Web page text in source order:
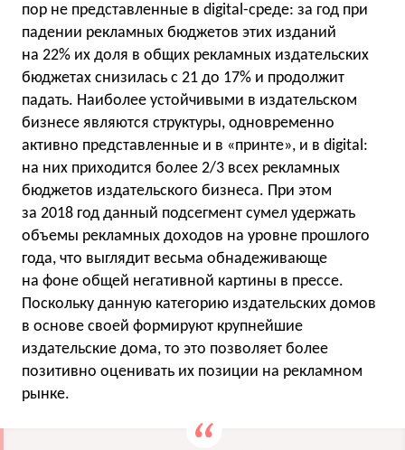
пор не представленные в digital-среде: за год при
падении рекламных бюджетов этих изданий
на 22% их доля в общих рекламных издательских
бюджетах снизилась с 21 до 17% и продолжит
падать. Наиболее устойчивыми в издательском
бизнесе являются структуры, одновременно
активно представленные и в «принте», и в digital:
на них приходится более 2/3 всех рекламных
бюджетов издательского бизнеса. При этом
за 2018 год данный подсегмент сумел удержать
объемы рекламных доходов на уровне прошлого
года, что выглядит весьма обнадеживающе
на фоне общей негативной картины в прессе.
Поскольку данную категорию издательских домов
в основе своей формируют крупнейшие
издательские дома, то это позволяет более
позитивно оценивать их позиции на рекламном
рынке.